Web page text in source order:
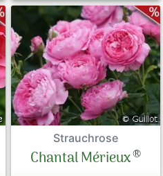
Strauchrose
Chantal Mérieux®